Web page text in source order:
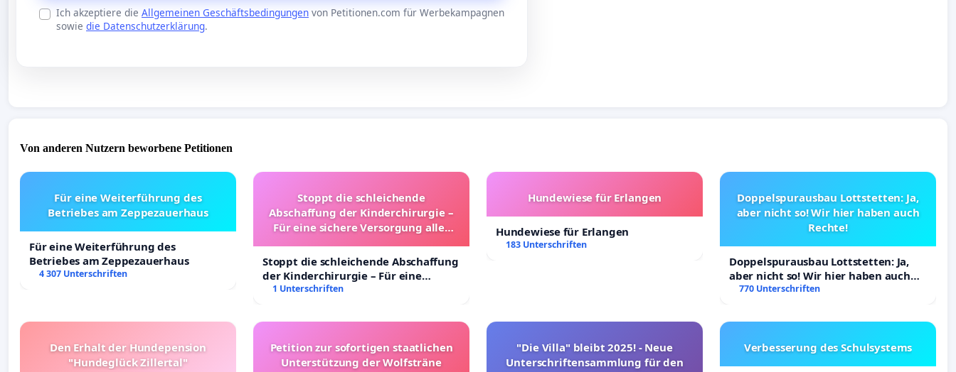
Ich akzeptiere die Allgemeinen Geschäftsbedingungen von Petitionen.com für Werbekampagnen
sowie die Datenschutzerklärung.
Von anderen Nutzern beworbene Petitionen
Für eine Weiterführung des
Betriebes am Zeppezauerhaus
Für eine Weiterführung des
Betriebes am Zeppezauerhaus
4 307 Unterschriften
Stoppt die schleichende
Abschaffung der Kinderchirurgie –
Für eine sichere Versorgung aller
Stoppt die schleichende Abschaffung
der Kinderchirurgie – Für eine
sichere Versorgung aller Kinder in
1 Unterschriften
Hundewiese für Erlangen
Hundewiese für Erlangen
183 Unterschriften
Doppelspurausbau Lottstetten: Ja,
aber nicht so! Wir hier haben auch
Rechte!
Doppelspurausbau Lottstetten: Ja,
aber nicht so! Wir hier haben auch
Rechte!
770 Unterschriften
Den Erhalt der Hundepension
"Hundeglück Zillertal"
Petition zur sofortigen staatlichen
Unterstützung der Wolfsträne
"Die Villa" bleibt 2025! - Neue
Unterschriftensammlung für den
Verbesserung des Schulsystems